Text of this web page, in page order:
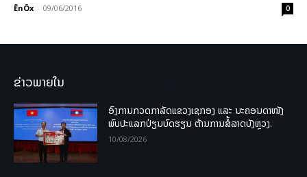
ÊnÖx - 09/06/2016 0
ຂ່າວພາຍໃນ
ອົງການກວດກາລັດແຂວງເຊກອງ ແລະ ນະຄອນດາໜັງ
ພົບປະແລກປ່ຽນບົດຮຽນ ຕ້ານການສໍ້ລາດບັງຫຼວງ.
10/08/2026